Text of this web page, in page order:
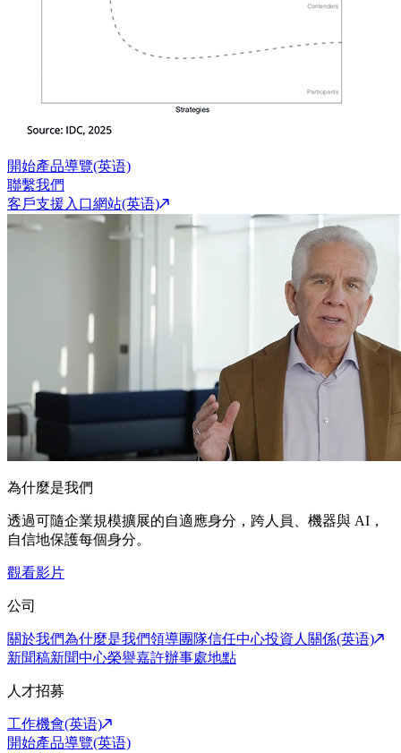
開始產品導覽(英语)
聯繫我們
客戶支援入口網站(英语)
為什麼是我們
透過可隨企業規模擴展的自適應身分，跨人員、機器與 AI，
自信地保護每個身分。
觀看影片
公司
關於我們為什麼是我們領導團隊信任中心投資人關係(英语)
新聞稿新聞中心榮譽嘉許辦事處地點
人才招募
工作機會(英语)
開始產品導覽(英语)